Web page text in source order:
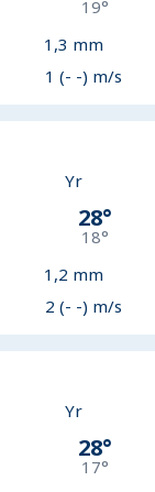
19°
1,3 mm
1 (- -) m/s
Yr
28°
18°
1,2 mm
2 (- -) m/s
Yr
28°
17°